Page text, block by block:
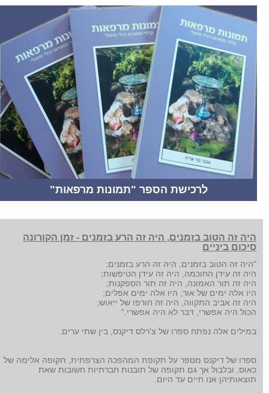
לרכישת הספר "תמונות מרפאות"
היה זה הטוב בזמנים, היה זה הרע בזמנים - זמן הקורונה
סיכום ביניים
"היה זה הטוב בזמנים, היה זה הרע בזמנים;
היה זה עידן החוכמה, היה זה עידן הטיפשות;
היה זה תור האמונה, היה זה תור הספקנות;
היו אלה ימים של אור, היו אלה ימים אפלים;
היה זה אביב התקווה, היה זה חורפו של ייאוש;
הכול היה אפשרי, דבר לא היה אפשרי."
במילים אלה נפתח ספרו של צ'רלס דיקנס, בין שתי ערים.
ספרו של דיקנס מספר על תקופת המהפכה הצרפתית, תקופה אלימה של
כאוס, ובלבול אך גם תקופה של תובנות חברתיות חשובות שאת
תוצאותיהן אנו חיים עד היום.